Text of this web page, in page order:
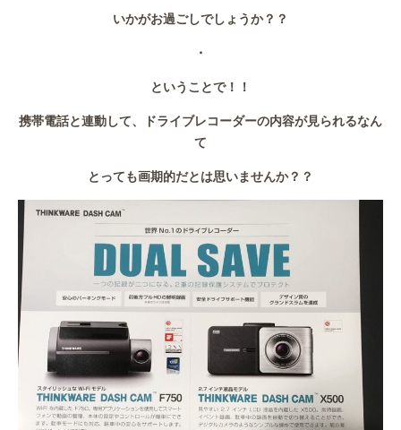
いかがお過ごしでしょうか？？
・
ということで！！
携帯電話と連動して、ドライブレコーダーの内容が見られるなん
て
とっても画期的だとは思いませんか？？